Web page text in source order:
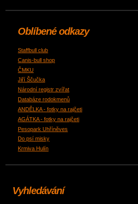
Oblíbené odkazy
Staffbull club
Canis-bull shop
ČMKU
Jiří Ščučka
Národní registr zvířat
Databáze rodokmenů
ANDĚLKA - fotky na rajčeti
AGÁTKA - fotky na rajčeti
Pesopark Uhříněves
Do psí misky
Krmiva Hulín
Vyhledávání